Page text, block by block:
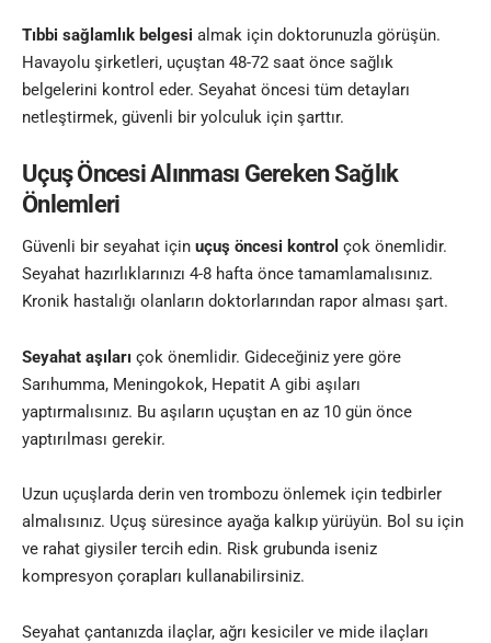
Tıbbi sağlamlık belgesi almak için doktorunuzla görüşün.
Havayolu şirketleri, uçuştan 48-72 saat önce sağlık
belgelerini kontrol eder. Seyahat öncesi tüm detayları
netleştirmek, güvenli bir yolculuk için şarttır.
Uçuş Öncesi Alınması Gereken Sağlık
Önlemleri
Güvenli bir seyahat için uçuş öncesi kontrol çok önemlidir.
Seyahat hazırlıklarınızı 4-8 hafta önce tamamlamalısınız.
Kronik hastalığı olanların doktorlarından rapor alması şart.
Seyahat aşıları çok önemlidir. Gideceğiniz yere göre
Sarıhumma, Meningokok, Hepatit A gibi aşıları
yaptırmalısınız. Bu aşıların uçuştan en az 10 gün önce
yaptırılması gerekir.
Uzun uçuşlarda derin ven trombozu önlemek için tedbirler
almalısınız. Uçuş süresince ayağa kalkıp yürüyün. Bol su için
ve rahat giysiler tercih edin. Risk grubunda iseniz
kompresyon çorapları kullanabilirsiniz.
Seyahat çantanızda ilaçlar, ağrı kesiciler ve mide ilaçları